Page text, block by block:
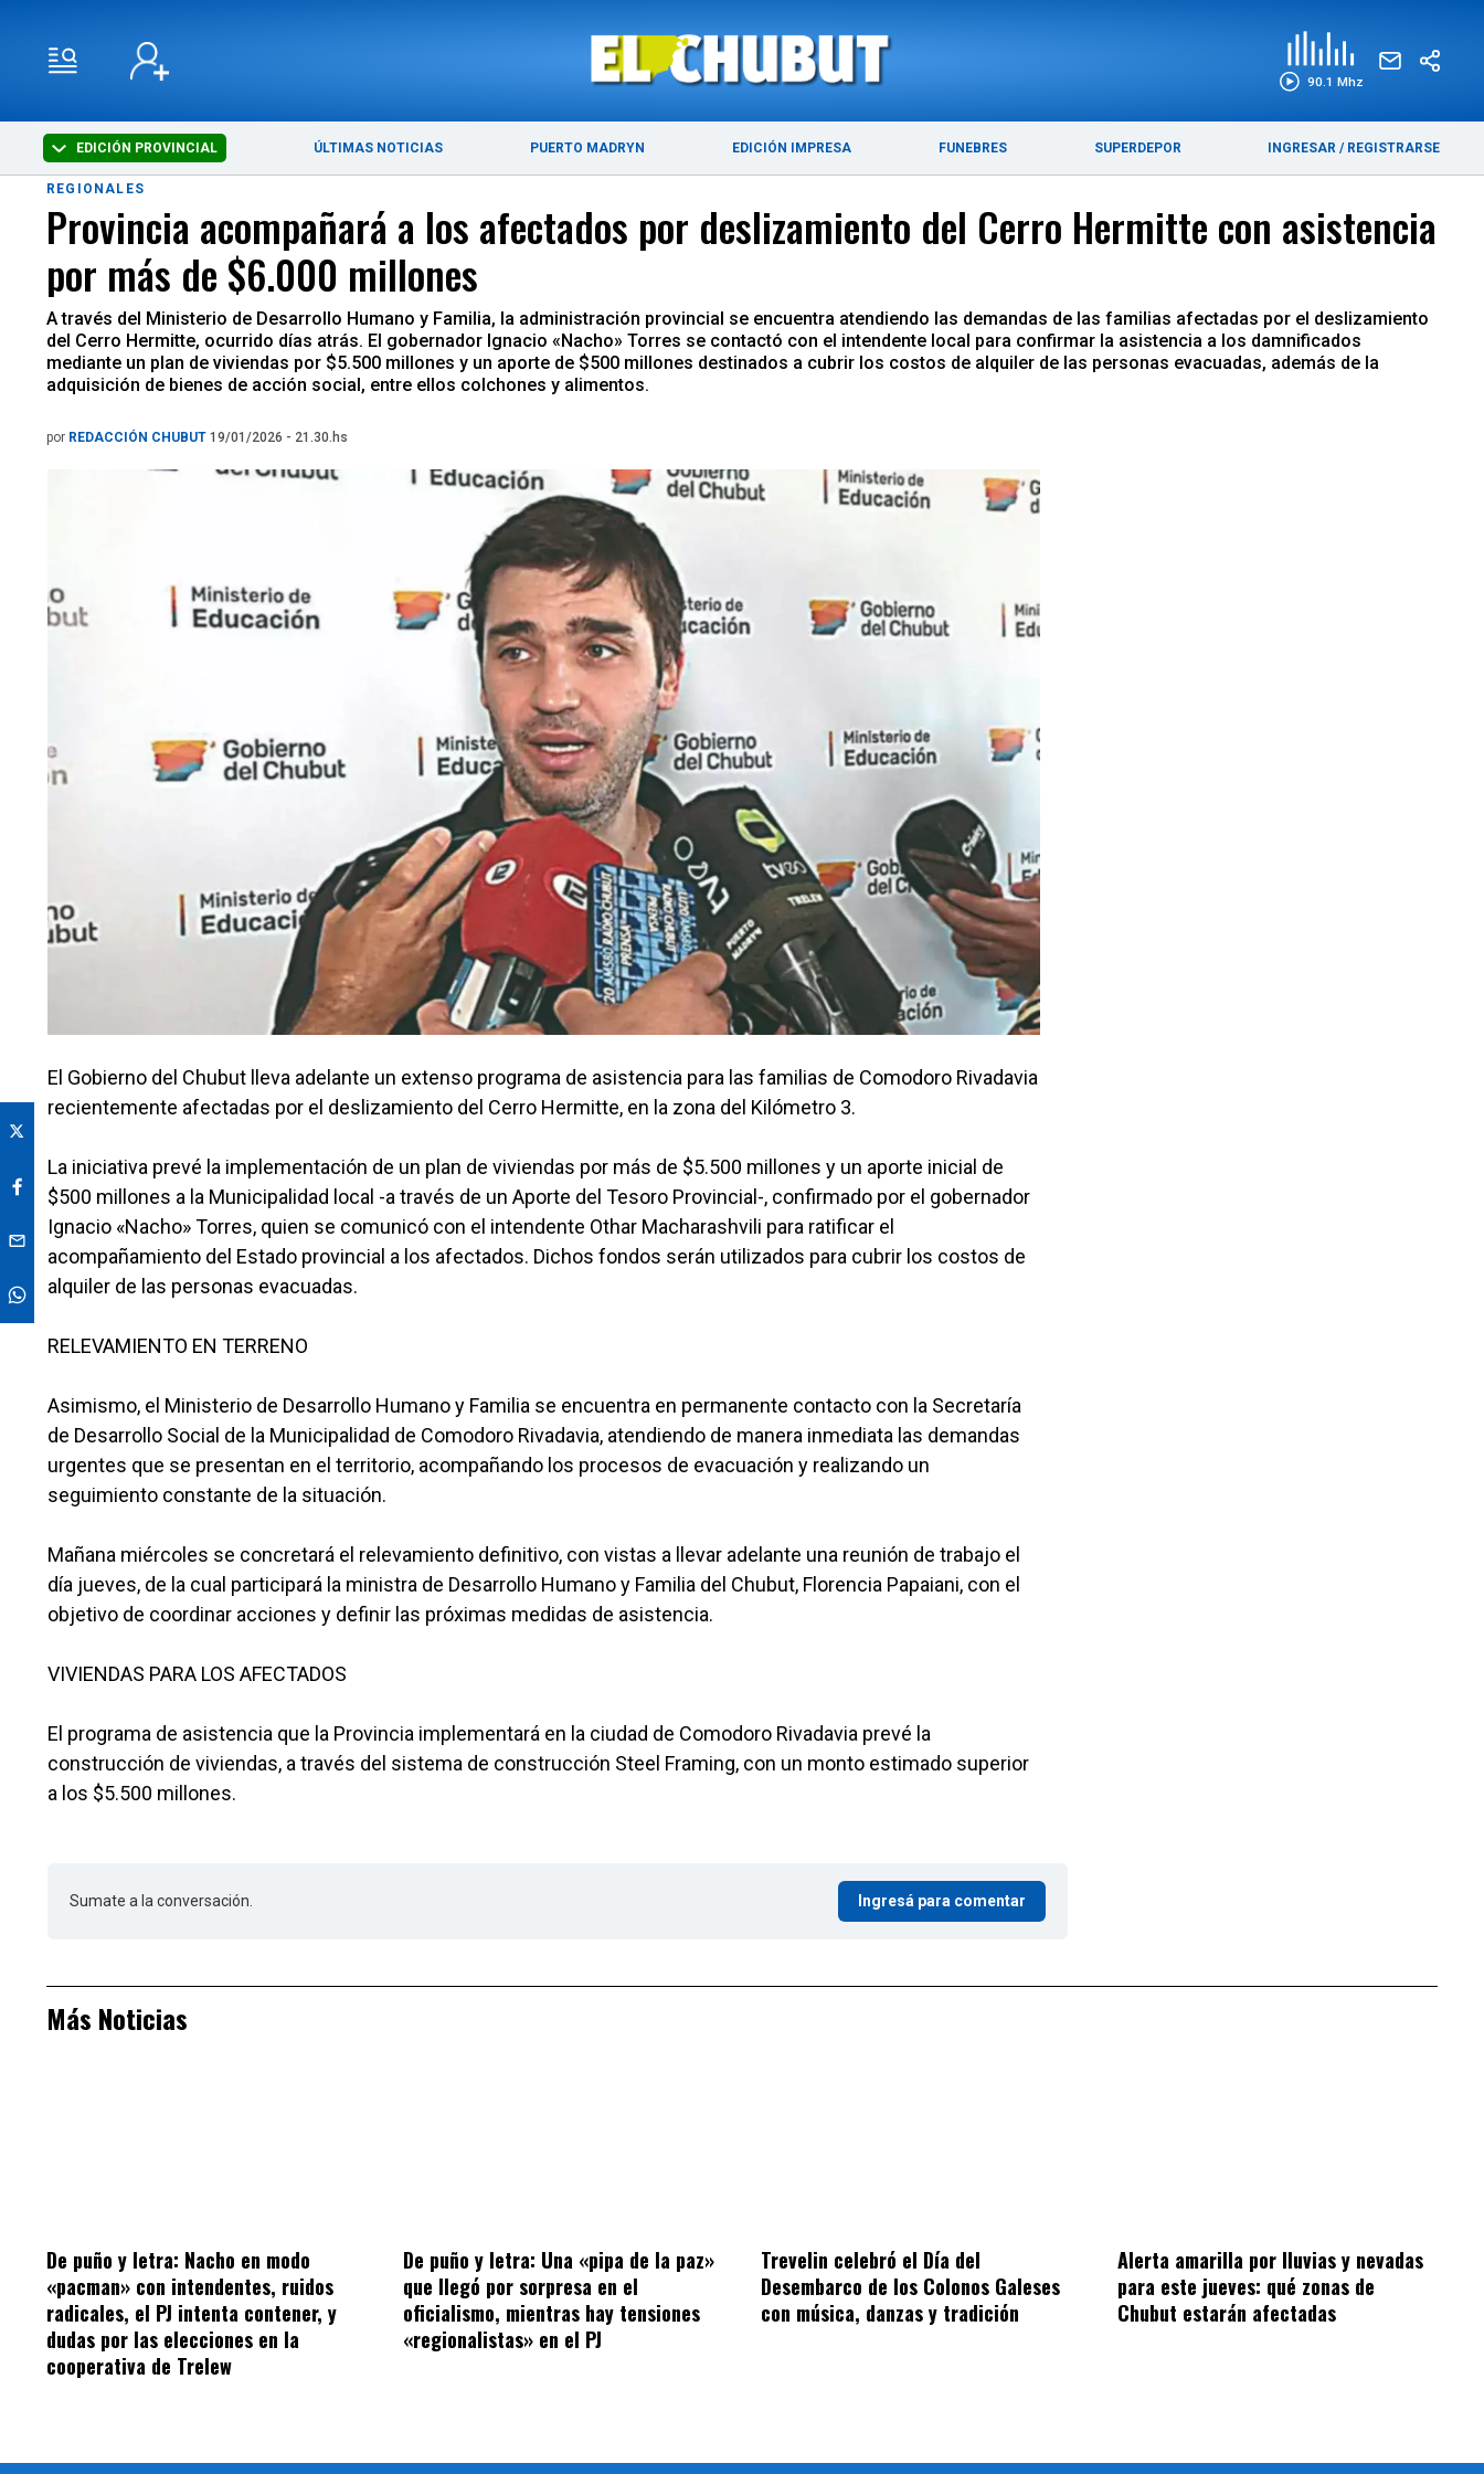
90.1 Mhz
EDICIÓN PROVINCIAL ÚLTIMAS NOTICIAS PUERTO MADRYN EDICIÓN IMPRESA FUNEBRES SUPERDEPOR INGRESAR / REGISTRARSE
ÚLTIMAS NOTICIAS PUERTO MADRYN
REGIONALES
Provincia acompañará a los afectados por deslizamiento del Cerro Hermitte con asistencia
por más de $6.000 millones
A través del Ministerio de Desarrollo Humano y Familia, la administración provincial se encuentra atendiendo las demandas de las familias afectadas por el deslizamiento
del Cerro Hermitte, ocurrido días atrás. El gobernador Ignacio «Nacho» Torres se contactó con el intendente local para confirmar la asistencia a los damnificados
mediante un plan de viviendas por $5.500 millones y un aporte de $500 millones destinados a cubrir los costos de alquiler de las personas evacuadas, además de la
adquisición de bienes de acción social, entre ellos colchones y alimentos.
por REDACCIÓN CHUBUT 19/01/2026 - 21.30.hs
El Gobierno del Chubut lleva adelante un extenso programa de asistencia para las familias de Comodoro Rivadavia
recientemente afectadas por el deslizamiento del Cerro Hermitte, en la zona del Kilómetro 3.
La iniciativa prevé la implementación de un plan de viviendas por más de $5.500 millones y un aporte inicial de
$500 millones a la Municipalidad local -a través de un Aporte del Tesoro Provincial-, confirmado por el gobernador
Ignacio «Nacho» Torres, quien se comunicó con el intendente Othar Macharashvili para ratificar el
acompañamiento del Estado provincial a los afectados. Dichos fondos serán utilizados para cubrir los costos de
alquiler de las personas evacuadas.
RELEVAMIENTO EN TERRENO
Asimismo, el Ministerio de Desarrollo Humano y Familia se encuentra en permanente contacto con la Secretaría
de Desarrollo Social de la Municipalidad de Comodoro Rivadavia, atendiendo de manera inmediata las demandas
urgentes que se presentan en el territorio, acompañando los procesos de evacuación y realizando un
seguimiento constante de la situación.
Mañana miércoles se concretará el relevamiento definitivo, con vistas a llevar adelante una reunión de trabajo el
día jueves, de la cual participará la ministra de Desarrollo Humano y Familia del Chubut, Florencia Papaiani, con el
objetivo de coordinar acciones y definir las próximas medidas de asistencia.
VIVIENDAS PARA LOS AFECTADOS
El programa de asistencia que la Provincia implementará en la ciudad de Comodoro Rivadavia prevé la
construcción de viviendas, a través del sistema de construcción Steel Framing, con un monto estimado superior
a los $5.500 millones.
Sumate a la conversación. Ingresá para comentar
Más Noticias
De puño y letra: Nacho en modo
«pacman» con intendentes, ruidos
radicales, el PJ intenta contener, y
dudas por las elecciones en la
cooperativa de Trelew
De puño y letra: Una «pipa de la paz»
que llegó por sorpresa en el
oficialismo, mientras hay tensiones
«regionalistas» en el PJ
Trevelin celebró el Día del
Desembarco de los Colonos Galeses
con música, danzas y tradición
Alerta amarilla por lluvias y nevadas
para este jueves: qué zonas de
Chubut estarán afectadas